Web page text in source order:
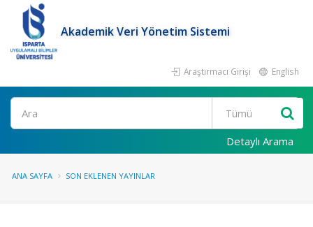
Akademik Veri Yönetim Sistemi
Araştırmacı Girişi English
Ara
Detaylı Arama
ANA SAYFA SON EKLENEN YAYINLAR